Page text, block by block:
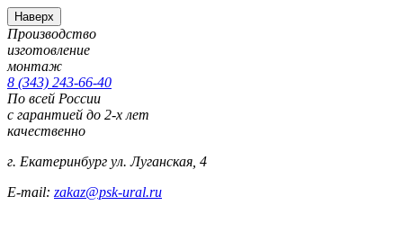
Наверх
Производство
изготовление
монтаж
8 (343) 243-66-40
По всей России
с гарантией до 2-х лет
качественно
г. Екатеринбург ул. Луганская, 4
E-mail: zakaz@psk-ural.ru